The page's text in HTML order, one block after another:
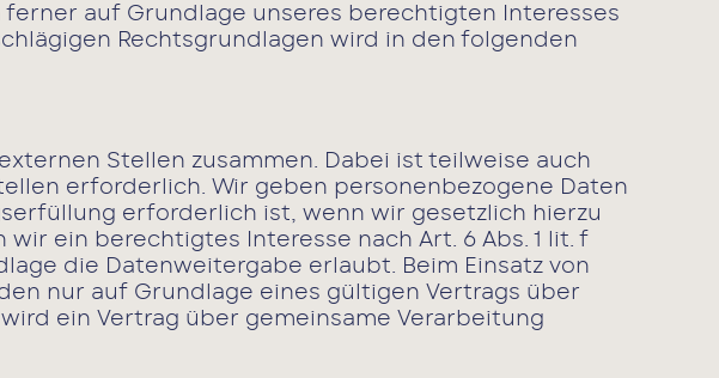
ferner auf Grundlage unseres berechtigten Interesses
Rechtsgrundlagen wird in den folgenden
Stellen zusammen. Dabei ist teilweise auch
erforderlich. Wir geben personenbezogene Daten
erforderlich ist, wenn wir gesetzlich hierzu
ein berechtigtes Interesse nach Art. 6 Abs. 1 lit. f
die Datenweitergabe erlaubt. Beim Einsatz von
nur auf Grundlage eines gültigen Vertrags über
ein Vertrag über gemeinsame Verarbeitung